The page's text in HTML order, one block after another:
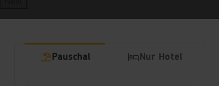
Pauschal Nur Hotel